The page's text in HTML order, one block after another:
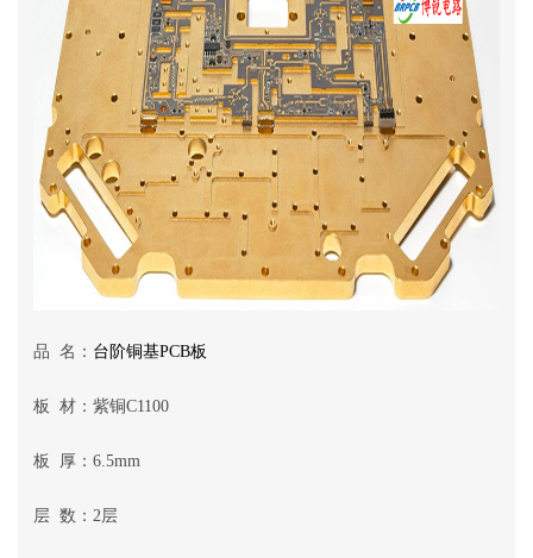
品 名： 台阶铜基PCB板
板 材：紫铜C1100
板 厚：6.5mm
层 数：2层